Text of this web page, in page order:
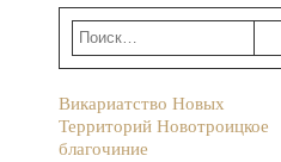
Викариатство Новых
Территорий Новотроицкое
благочиние